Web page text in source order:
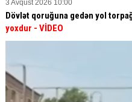
3 Avqust 2026 10:00
Dövlət qoruğuna gedən yol
yoxdur - VİDEO